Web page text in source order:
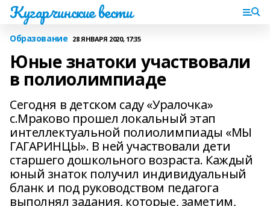
Кугарчинские вести
Образование 28 ЯНВАРЯ 2020, 17:35
Юные знатоки участвовали
в полиолимпиаде
Сегодня в детском саду «Уралочка»
с.Мраково прошел локальный этап
интеллектуальной полиолимпиады «МЫ
ГАГАРИНЦЫ». В ней участвовали дети
старшего дошкольного возраста. Каждый
юный знаток получил индивидуальный
бланк и под руководством педагога
выполнял задания, которые, заметим,